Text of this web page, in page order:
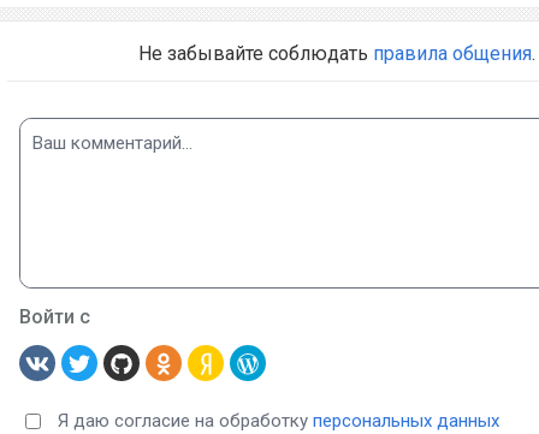
Не забывайте соблюдать правила общения.
Войти с
Я даю согласие на обработку персональных данных